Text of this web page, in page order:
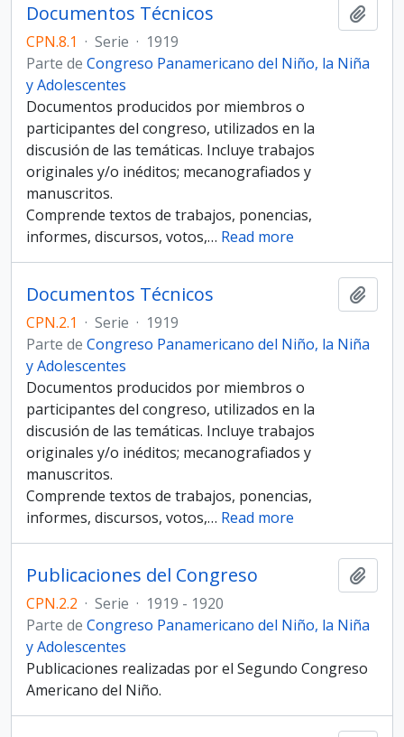
Documentos Técnicos
CPN.8.1 · Serie · 1919
Parte de Congreso Panamericano del Niño, la Niña
y Adolescentes
Documentos producidos por miembros o
participantes del congreso, utilizados en la
discusión de las temáticas. Incluye trabajos
originales y/o inéditos; mecanografiados y
manuscritos.
Comprende textos de trabajos, ponencias,
informes, discursos, votos,… Read more
Documentos Técnicos
CPN.2.1 · Serie · 1919
Parte de Congreso Panamericano del Niño, la Niña
y Adolescentes
Documentos producidos por miembros o
participantes del congreso, utilizados en la
discusión de las temáticas. Incluye trabajos
originales y/o inéditos; mecanografiados y
manuscritos.
Comprende textos de trabajos, ponencias,
informes, discursos, votos,… Read more
Publicaciones del Congreso
CPN.2.2 · Serie · 1919 - 1920
Parte de Congreso Panamericano del Niño, la Niña
y Adolescentes
Publicaciones realizadas por el Segundo Congreso
Americano del Niño.